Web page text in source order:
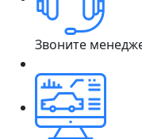
Звоните